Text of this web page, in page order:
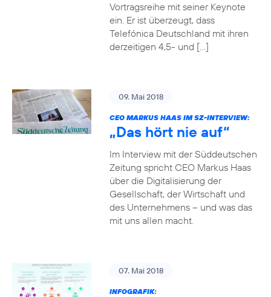
Vortragsreihe mit seiner Keynote
ein. Er ist überzeugt, dass
Telefónica Deutschland mit ihren
derzeitigen 4,5- und […]
09. Mai 2018
CEO MARKUS HAAS IM SZ-INTERVIEW:
„Das hört nie auf“
Im Interview mit der Süddeutschen
Zeitung spricht CEO Markus Haas
über die Digitalisierung der
Gesellschaft, der Wirtschaft und
des Unternehmens – und was das
mit uns allen macht.
07. Mai 2018
INFOGRAFIK: